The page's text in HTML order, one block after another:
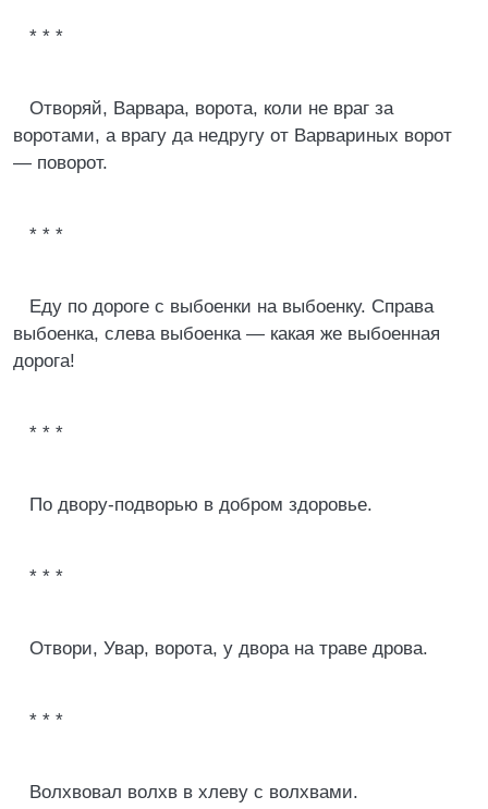
* * *
Отворяй, Варвара, ворота, коли не враг за
воротами, а врагу да недругу от Варвариных ворот
— поворот.
* * *
Еду по дороге с выбоенки на выбоенку. Справа
выбоенка, слева выбоенка — какая же выбоенная
дорога!
* * *
По двору-подворью в добром здоровье.
* * *
Отвори, Увар, ворота, у двора на траве дрова.
* * *
Волхвовал волхв в хлеву с волхвами.